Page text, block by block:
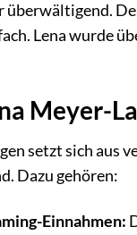
überwältigend.
Lena wurde
Meyer-
setzt sich aus
Dazu gehören:
Einnahmen: